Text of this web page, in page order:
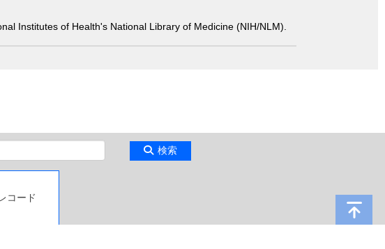
Institutes of Health's National Library of Medicine (NIH/NLM).
検索
コード